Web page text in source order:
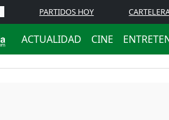
PARTIDOS HOY
ACTUALIDAD CINE